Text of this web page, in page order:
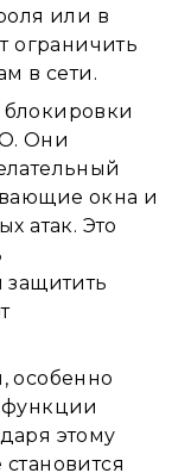
или в
ограничить
в сети.
Они
окна и
атак. Это
защитить
особенно
функции
этому